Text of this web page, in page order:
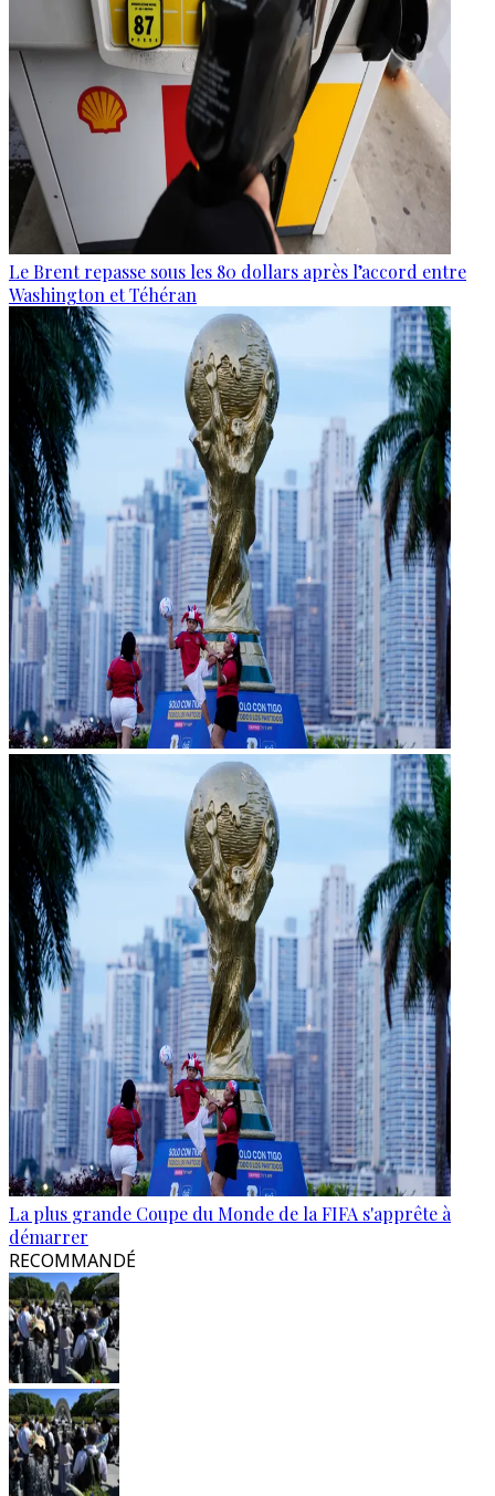
Le Brent repasse sous les 80 dollars après l’accord entre
Washington et Téhéran
La plus grande Coupe du Monde de la FIFA s'apprête à
démarrer
RECOMMANDÉ